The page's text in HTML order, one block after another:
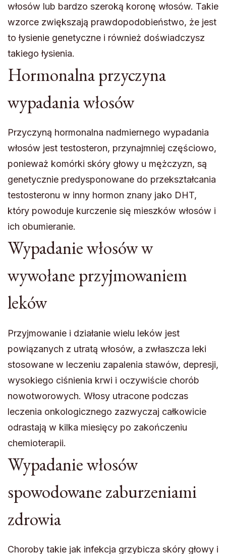
włosów lub bardzo szeroką koronę włosów. Takie
wzorce zwiększają prawdopodobieństwo, że jest
to łysienie genetyczne i również doświadczysz
takiego łysienia.
Hormonalna przyczyna
wypadania włosów
Przyczyną hormonalna nadmiernego wypadania
włosów jest testosteron, przynajmniej częściowo,
ponieważ komórki skóry głowy u mężczyzn, są
genetycznie predysponowane do przekształcania
testosteronu w inny hormon znany jako DHT,
który powoduje kurczenie się mieszków włosów i
ich obumieranie.
Wypadanie włosów w
wywołane przyjmowaniem
leków
Przyjmowanie i działanie wielu leków jest
powiązanych z utratą włosów, a zwłaszcza leki
stosowane w leczeniu zapalenia stawów, depresji,
wysokiego ciśnienia krwi i oczywiście chorób
nowotworowych. Włosy utracone podczas
leczenia onkologicznego zazwyczaj całkowicie
odrastają w kilka miesięcy po zakończeniu
chemioterapii.
Wypadanie włosów
spowodowane zaburzeniami
zdrowia
Choroby takie jak infekcja grzybicza skóry głowy i